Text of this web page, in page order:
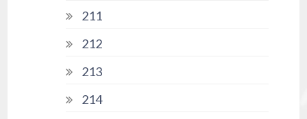
211
212
213
214